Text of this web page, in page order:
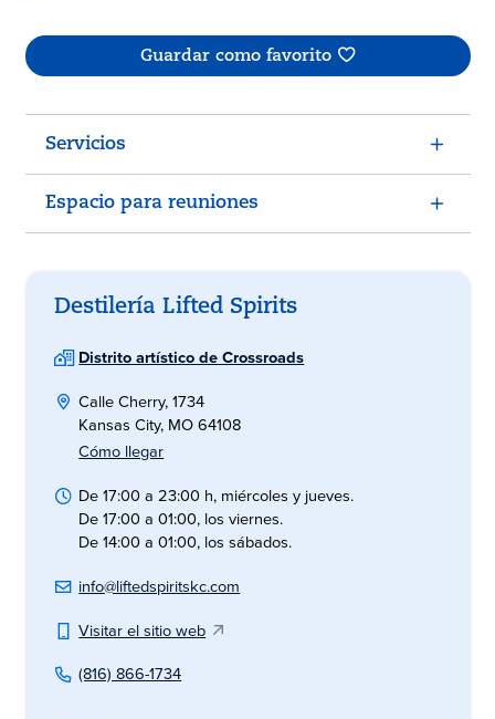
Guardar como favorito
Servicios
Espacio para reuniones
Destilería Lifted Spirits
Distrito artístico de Crossroads
Calle Cherry, 1734
Kansas City, MO 64108
Cómo llegar
De 17:00 a 23:00 h, miércoles y jueves.
De 17:00 a 01:00, los viernes.
De 14:00 a 01:00, los sábados.
info@liftedspiritskc.com
Visitar el sitio web
(816) 866-1734